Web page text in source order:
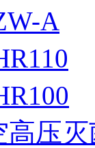
A
压